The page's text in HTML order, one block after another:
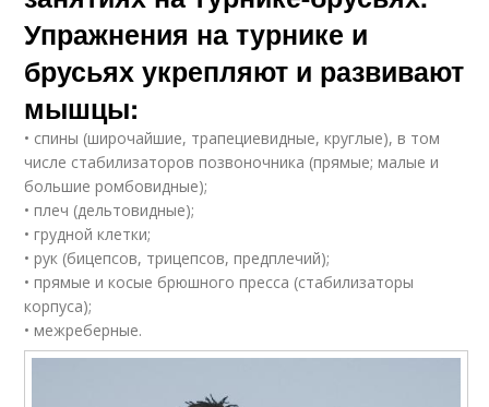
Упражнения на турнике и
брусьях укрепляют и развивают
мышцы:
• спины (широчайшие, трапециевидные, круглые), в том
числе стабилизаторов позвоночника (прямые; малые и
большие ромбовидные);
• плеч (дельтовидные);
• грудной клетки;
• рук (бицепсов, трицепсов, предплечий);
• прямые и косые брюшного пресса (стабилизаторы
корпуса);
• межреберные.